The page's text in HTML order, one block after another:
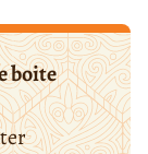
boite